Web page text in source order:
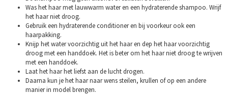
Was het haar met lauwwarm water en een hydraterende shampoo. Wrijf
het haar niet droog.
Gebruik een hydraterende conditioner en bij voorkeur ook een
haarpakking.
Knijp het water voorzichtig uit het haar en dep het haar voorzichtig
droog met een handdoek. Het is beter om het haar niet droog te wrijven
met een handdoek.
Laat het haar het liefst aan de lucht drogen.
Daarna kun je het haar naar wens steilen, krullen of op een andere
manier in model brengen.